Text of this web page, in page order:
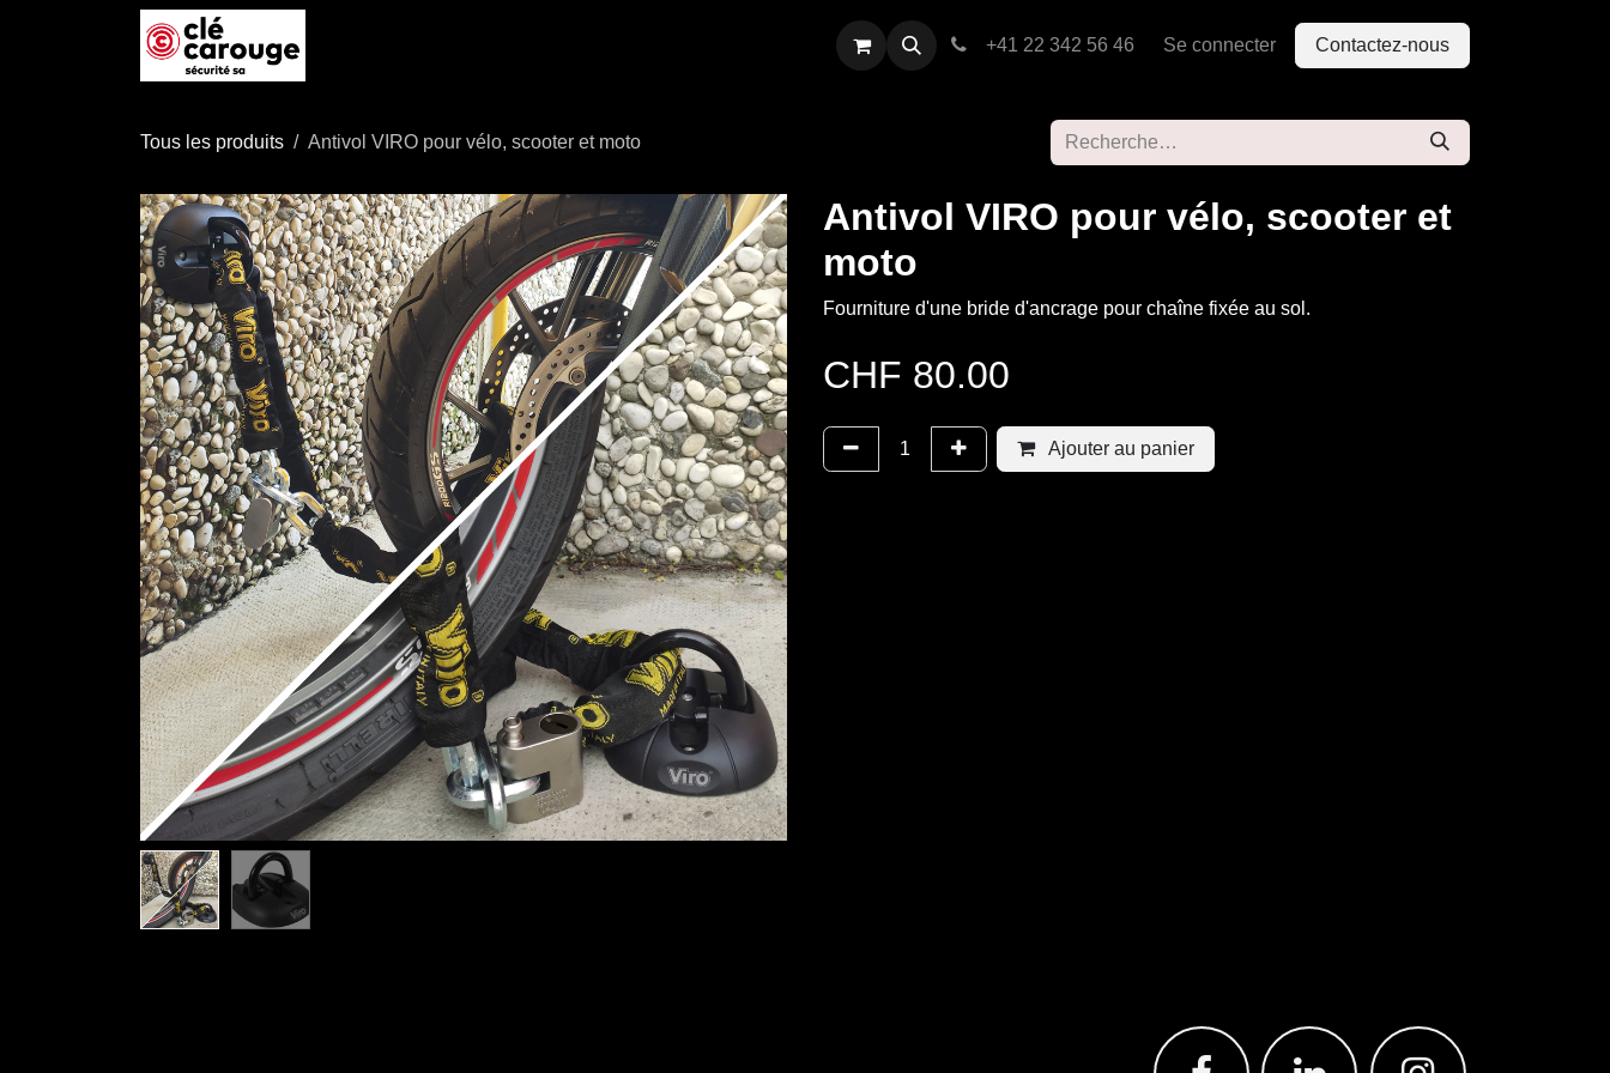
Se rendre au contenu
+41 22 342 56 46 Se connecter Contactez-nous
Tous les produits Antivol VIRO pour vélo, scooter et moto
Antivol VIRO pour vélo, scooter et
moto
Fourniture d'une bride d'ancrage pour chaîne fixée au sol.
CHF 80.00
Ajouter au panier